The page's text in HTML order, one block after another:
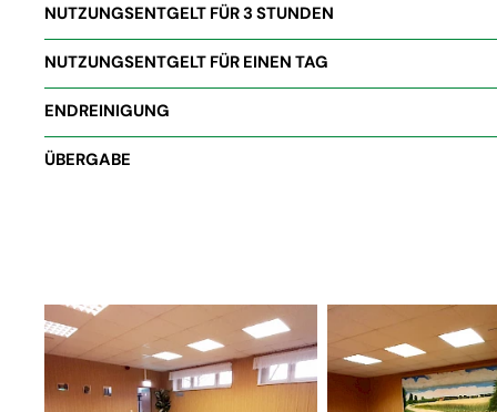
NUTZUNGSENTGELT FÜR 3 STUNDEN
NUTZUNGSENTGELT FÜR EINEN TAG
ENDREINIGUNG
ÜBERGABE